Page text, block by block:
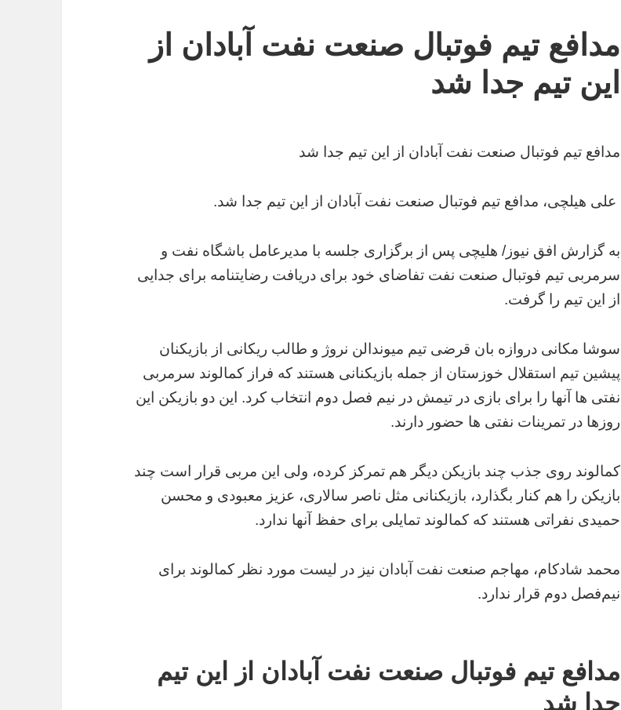
مدافع تیم فوتبال صنعت نفت آبادان از
این تیم جدا شد
مدافع تیم فوتبال صنعت نفت آبادان از این تیم جدا شد
علی هیلچی، مدافع تیم فوتبال صنعت نفت آبادان از این تیم جدا شد.
به گزارش افق نیوز/ هلیچی پس از برگزاری جلسه با مدیرعامل باشگاه نفت و
سرمربی تیم فوتبال صنعت نفت تفاضای خود برای دریافت رضایتنامه برای جدایی
از این تیم را گرفت.
سوشا مکانی دروازه بان قرضی تیم میوندالن نروژ و طالب ریکانی از بازیکنان
پیشین تیم استقلال خوزستان از جمله بازیکنانی هستند که فراز کمالوند سرمربی
نفتی ها آنها را برای بازی در تیمش در نیم فصل دوم انتخاب کرد. این دو بازیکن این
روزها در تمرینات نفتی ها حضور دارند.
کمالوند روی جذب چند بازیکن دیگر هم تمرکز کرده، ولی این مربی قرار است چند
بازیکن را هم کنار بگذارد، بازیکنانی مثل ناصر سالاری، عزیز معبودی و محسن
حمیدی نفراتی هستند که کمالوند تمایلی برای حفظ آنها ندارد.
محمد شادکام، مهاجم صنعت نفت آبادان نیز در لیست مورد نظر کمالوند برای
نیم‌فصل دوم قرار ندارد.
مدافع تیم فوتبال صنعت نفت آبادان از این تیم
جدا شد